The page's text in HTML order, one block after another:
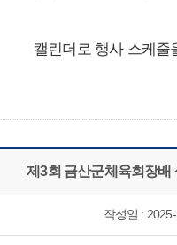
캘린더로 행사 스케줄
제3회 금산군체육회장배
작성일 :